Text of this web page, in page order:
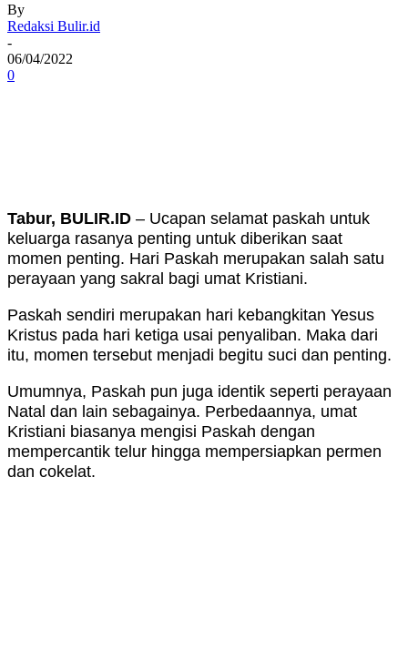
By
Redaksi Bulir.id
-
06/04/2022
0
Tabur, BULIR.ID – Ucapan selamat paskah untuk
keluarga rasanya penting untuk diberikan saat
momen penting. Hari Paskah merupakan salah satu
perayaan yang sakral bagi umat Kristiani.
Paskah sendiri merupakan hari kebangkitan Yesus
Kristus pada hari ketiga usai penyaliban. Maka dari
itu, momen tersebut menjadi begitu suci dan penting.
Umumnya, Paskah pun juga identik seperti perayaan
Natal dan lain sebagainya. Perbedaannya, umat
Kristiani biasanya mengisi Paskah dengan
mempercantik telur hingga mempersiapkan permen
dan cokelat.